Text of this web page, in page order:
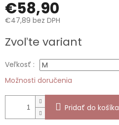
€58,90
€47,89 bez DPH
cena:
Zvoľte variant
Veľkosť :
Možnosti doručenia
Pridať do košíka